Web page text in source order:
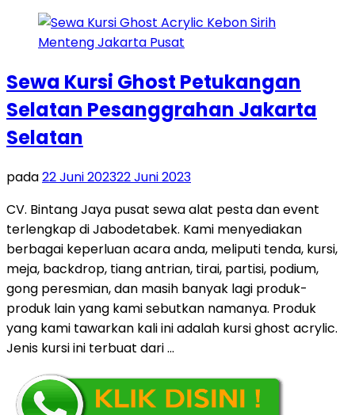
Sewa Kursi Ghost Petukangan
Selatan Pesanggrahan Jakarta
Selatan
pada22 Juni 202322 Juni 2023
CV. Bintang Jaya pusat sewa alat pesta dan event
terlengkap di Jabodetabek. Kami menyediakan
berbagai keperluan acara anda, meliputi tenda, kursi,
meja, backdrop, tiang antrian, tirai, partisi, podium,
gong peresmian, dan masih banyak lagi produk-
produk lain yang kami sebutkan namanya. Produk
yang kami tawarkan kali ini adalah kursi ghost acrylic.
Jenis kursi ini terbuat dari …